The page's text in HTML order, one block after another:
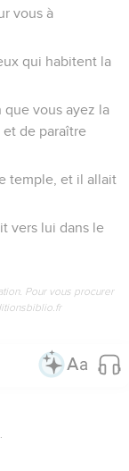
vous à
qui habitent la
vous ayez la
et de paraître
temple, et il allait
vers lui dans le
Pour vous procurer